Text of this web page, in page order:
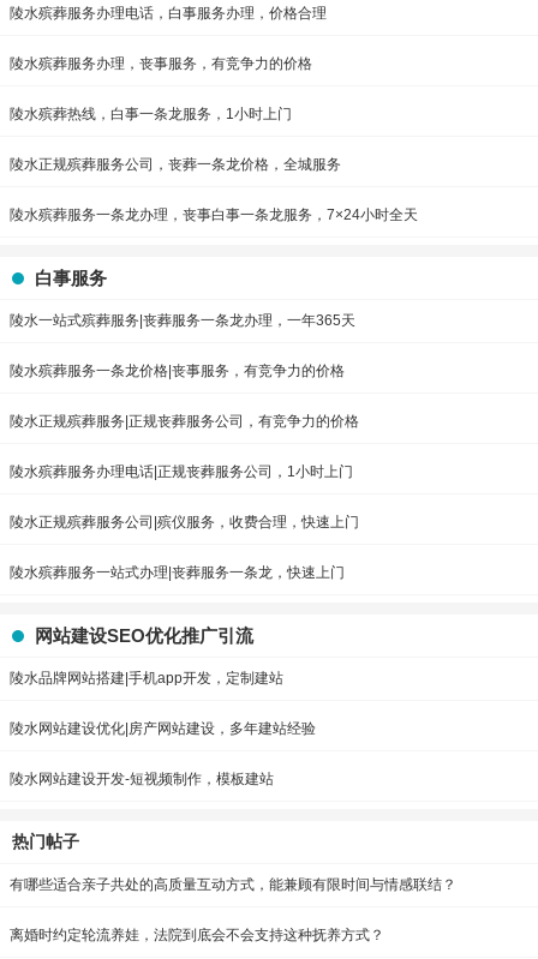
陵水殡葬服务办理电话，白事服务办理，价格合理
陵水殡葬服务办理，丧事服务，有竞争力的价格
陵水殡葬热线，白事一条龙服务，1小时上门
陵水正规殡葬服务公司，丧葬一条龙价格，全城服务
陵水殡葬服务一条龙办理，丧事白事一条龙服务，7×24小时全天
白事服务
陵水一站式殡葬服务|丧葬服务一条龙办理，一年365天
陵水殡葬服务一条龙价格|丧事服务，有竞争力的价格
陵水正规殡葬服务|正规丧葬服务公司，有竞争力的价格
陵水殡葬服务办理电话|正规丧葬服务公司，1小时上门
陵水正规殡葬服务公司|殡仪服务，收费合理，快速上门
陵水殡葬服务一站式办理|丧葬服务一条龙，快速上门
网站建设SEO优化推广引流
陵水品牌网站搭建|手机app开发，定制建站
陵水网站建设优化|房产网站建设，多年建站经验
陵水网站建设开发-短视频制作，模板建站
热门帖子
有哪些适合亲子共处的高质量互动方式，能兼顾有限时间与情感联结？
离婚时约定轮流养娃，法院到底会不会支持这种抚养方式？